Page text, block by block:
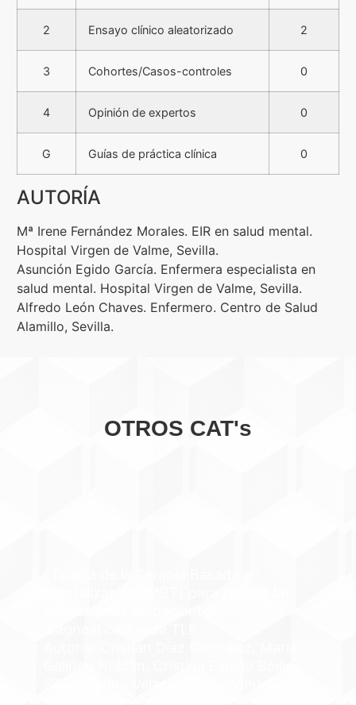
2 Ensayo clínico aleatorizado 2
3 Cohortes/Casos-controles 0
4 Opinión de expertos 0
G Guías de práctica clínica 0
AUTORÍA
Mª Irene Fernández Morales. EIR en salud mental.
Hospital Virgen de Valme, Sevilla.
Asunción Egido García. Enfermera especialista en
salud mental. Hospital Virgen de Valme, Sevilla.
Alfredo León Chaves. Enfermero. Centro de Salud
Alamillo, Sevilla.
OTROS CAT's